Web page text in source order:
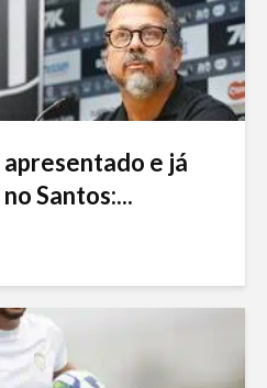
e já
Santos:...